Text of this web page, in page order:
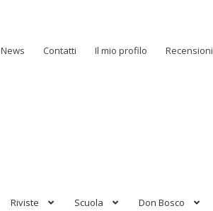
News Contatti Il mio profilo Recensioni
Riviste Scuola Don Bosco